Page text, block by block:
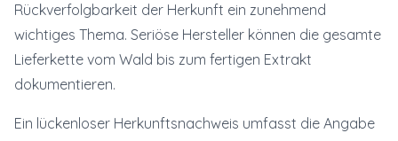
Rückverfolgbarkeit der Herkunft ein zunehmend
wichtiges Thema. Seriöse Hersteller können die gesamte
Lieferkette vom Wald bis zum fertigen Extrakt
dokumentieren.
Ein lückenloser Herkunftsnachweis umfasst die Angabe